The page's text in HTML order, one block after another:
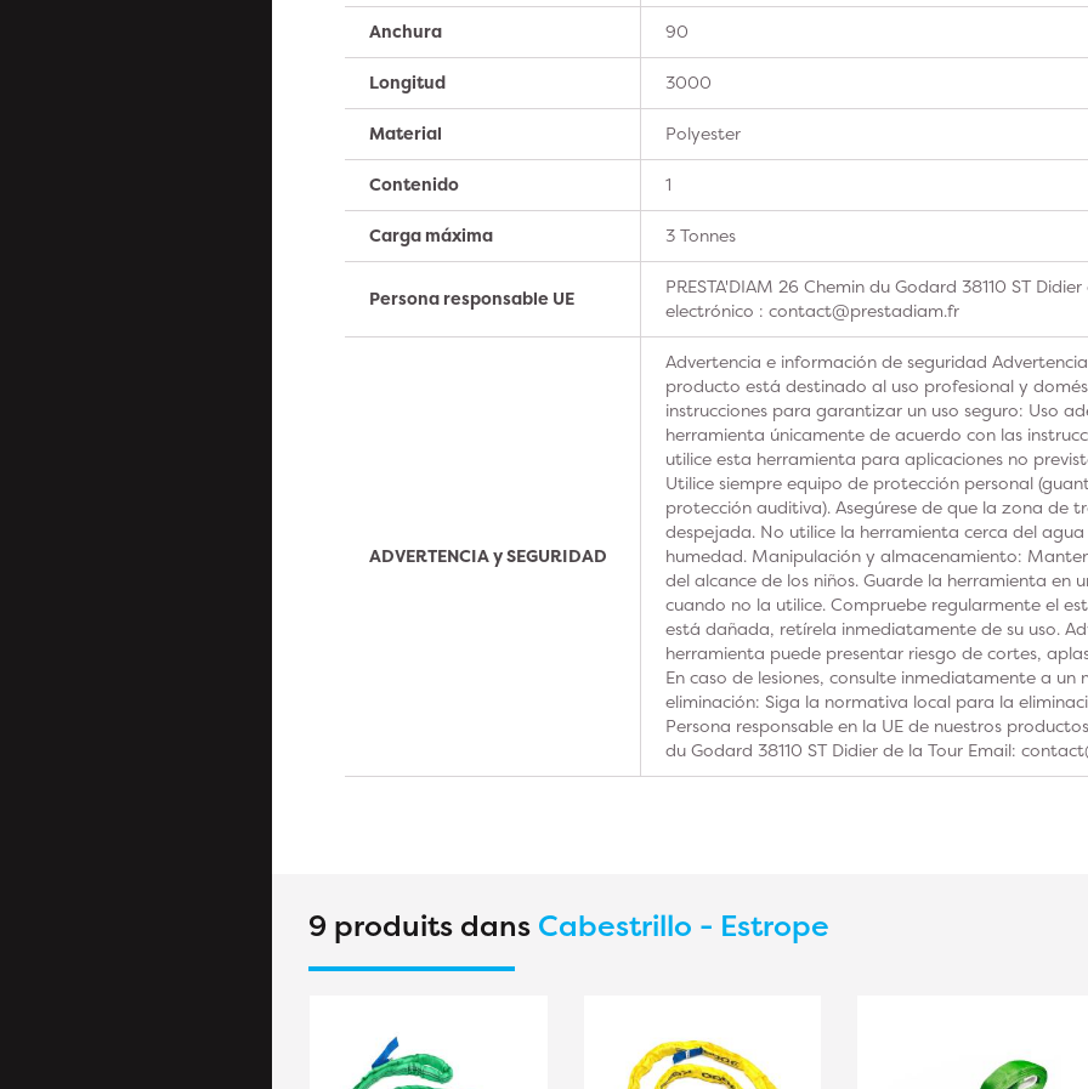
Anchura 90
Longitud 3000
Material Polyester
Contenido 1
Carga máxima 3 Tonnes
Persona responsable UE
PRESTA'DIAM 26 Chemin du Godard 38110 ST
electrónico : contact@prestadiam.fr
ADVERTENCIA y SEGURIDAD
Advertencia e información de seguridad
producto está destinado al uso profesional y
instrucciones para garantizar un uso seguro: Uso
herramienta únicamente de acuerdo con las
utilice esta herramienta para aplicaciones no
Utilice siempre equipo de protección personal
protección auditiva). Asegúrese de que la zona de
despejada. No utilice la herramienta cerca del
humedad. Manipulación y almacenamiento:
del alcance de los niños. Guarde la herramienta en
cuando no la utilice. Compruebe regularmente el
está dañada, retírela inmediatamente de su uso.
herramienta puede presentar riesgo de cortes,
En caso de lesiones, consulte inmediatamente a un
eliminación: Siga la normativa local para la
Persona responsable en la UE de nuestros
du Godard 38110 ST Didier de la Tour Email:
9 produits dans Cabestrillo - Estrope